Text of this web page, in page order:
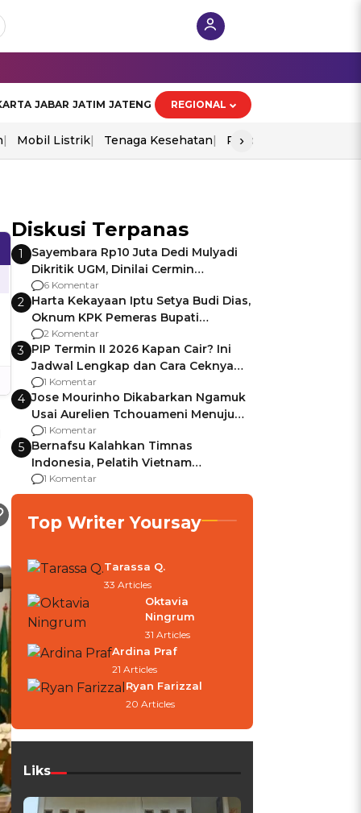
JABAR JATIM JATENG REGIONAL
Mobil Listrik Tenaga Kesehatan Piala Aff 2026
›
Diskusi Terpanas
1
Sayembara Rp10 Juta Dedi Mulyadi
Dikritik UGM, Dinilai Cermin
Gagalnya Negara Jamin Keamanan
6 Komentar
2 Harta Kekayaan Iptu Setya Budi Dias,
Oknum KPK Pemeras Bupati
Pemalang
2 Komentar
3 PIP Termin II 2026 Kapan Cair? Ini
Jadwal Lengkap dan Cara Ceknya
agar Dana Tidak Hangus!
1 Komentar
4 Jose Mourinho Dikabarkan Ngamuk
Usai Aurelien Tchouameni Menuju
Manchester United
1 Komentar
5 Bernafsu Kalahkan Timnas
Indonesia, Pelatih Vietnam
Berencana Pakai Jimat di Pakansari
1 Komentar
Top Writer Yoursay
Tarassa Q.
33 Articles
Oktavia
Ningrum
31 Articles
Ardina Praf
21 Articles
Ryan Farizzal
20 Articles
Liks